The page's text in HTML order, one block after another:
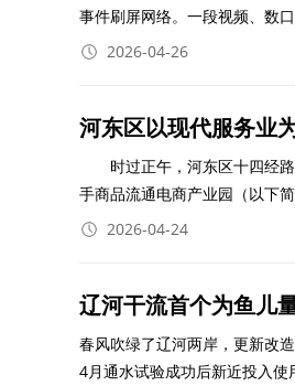
事件刷屏网络。一段视频、数
2026-04-26
河东区以现代服务业
时过正午，河东区十四经路
手商品流通电商产业园（以下
2026-04-24
辽河干流首个为鱼儿
春风吹绿了辽河两岸，更新改
4月通水试验成功后新近投入使